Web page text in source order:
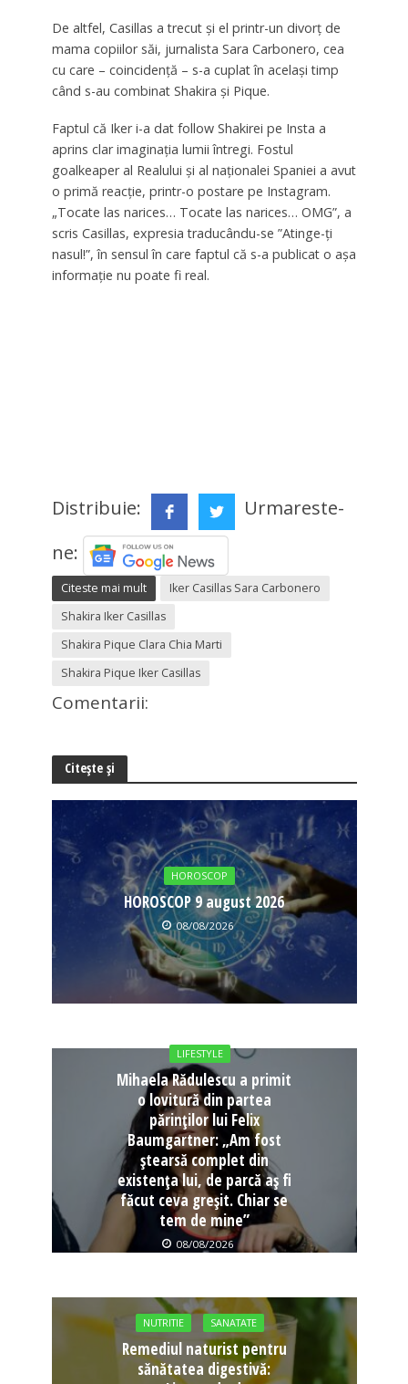
De altfel, Casillas a trecut și el printr-un divorț de
mama copiilor săi, jurnalista Sara Carbonero, cea
cu care – coincidență – s-a cuplat în același timp
când s-au combinat Shakira și Pique.
Faptul că Iker i-a dat follow Shakirei pe Insta a
aprins clar imaginația lumii întregi. Fostul
goalkeaper al Realului și al naționalei Spaniei a avut
o primă reacție, printr-o postare pe Instagram.
„Tocate las narices… Tocate las narices… OMG”, a
scris Casillas, expresia traducându-se ”Atinge-ți
nasul!”, în sensul în care faptul că s-a publicat o așa
informație nu poate fi real.
Distribuie:
Urmareste-
ne:
Citeste mai mult
Iker Casillas Sara Carbonero
Shakira Iker Casillas
Shakira Pique Clara Chia Marti
Shakira Pique Iker Casillas
Comentarii:
Citește și
HOROSCOP
HOROSCOP 9 august 2026
08/08/2026
LIFESTYLE
Mihaela Rădulescu a primit
o lovitură din partea
părinților lui Felix
Baumgartner: „Am fost
ștearsă complet din
existența lui, de parcă aș fi
făcut ceva greșit. Chiar se
tem de mine”
08/08/2026
NUTRITIE SANATATE
Remediul naturist pentru
sănătatea digestivă: